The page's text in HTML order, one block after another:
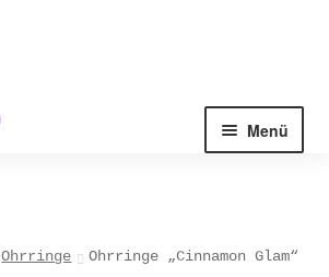
Menü
Ohrringe Ohrringe „Cinnamon Glam“